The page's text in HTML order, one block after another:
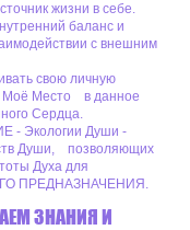
жизни в себе.
баланс и
с внешним
свою личную
Моё Место в данное
Сердца.
Экологии Души -
Души, позволяющих
Духа для
ПРЕДНАЗНАЧЕНИЯ.
ЗНАНИЯ И